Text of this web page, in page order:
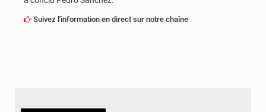
Suivez l'information en direct sur notre chaîne